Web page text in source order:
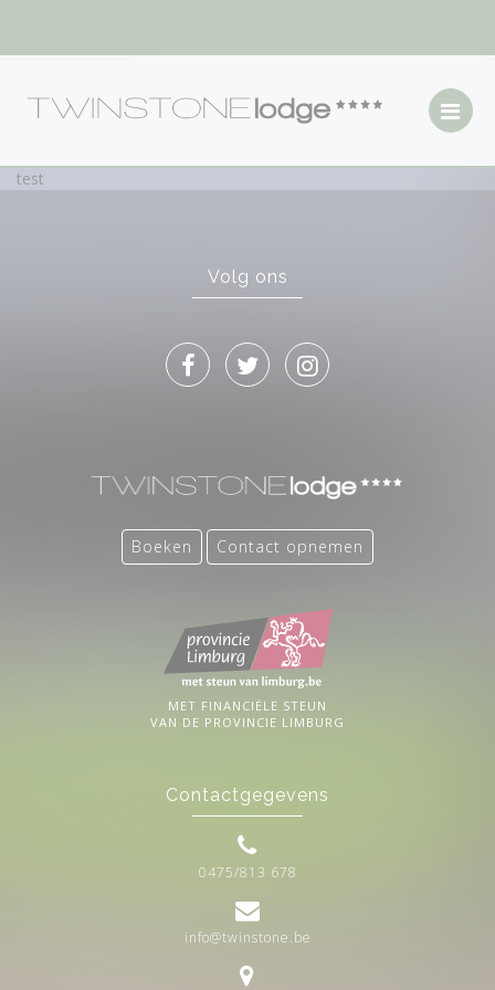
test
Volg ons
Boeken Contact opnemen
MET FINANCIËLE STEUN
VAN DE PROVINCIE LIMBURG
Contactgegevens
0475/813 678
info@twinstone.be